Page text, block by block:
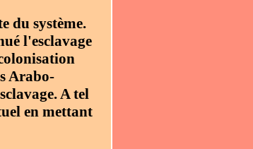
du système.
l'esclavage
Arabo-
A tel
en mettant